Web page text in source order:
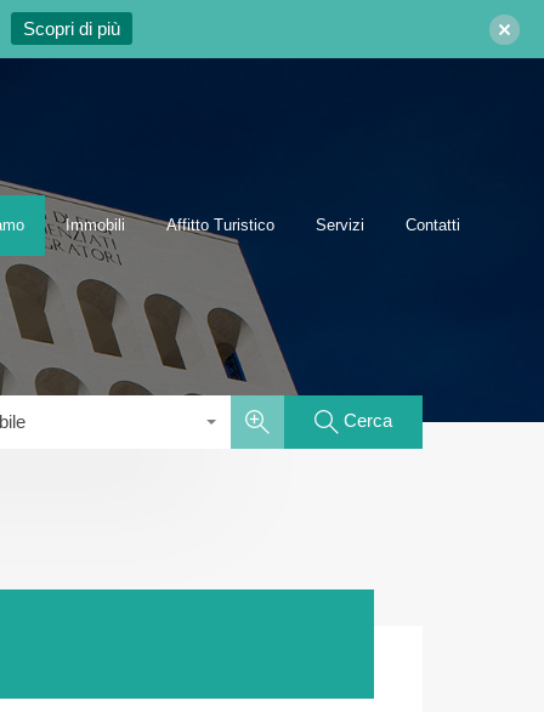
Chi siamo Immobili Contatti
Immobili Affitto Turistico Servizi Contatti
Cerca
Scopri di più